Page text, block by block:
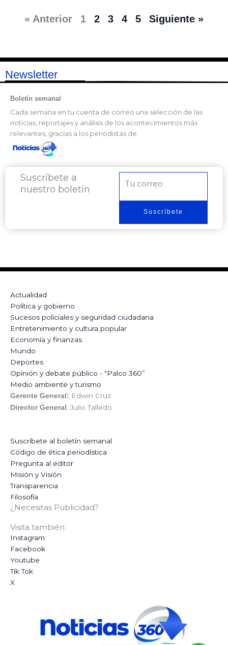
« Anterior 1 2 3 4 5 Siguiente »
Newsletter
Boletín semanal
Cada semana en tu cuenta de correo una selección de las
noticias, reportajes y análisis de los acontecimientos más
relevantes, gracias a los periodistas de
Suscríbete a
nuestro boletín
electrónico
Suscríbete
Actualidad
Política y gobierno
Sucesos policiales y seguridad ciudadana
Entretenimiento y cultura popular
Economía y finanzas
Mundo
Deportes
Opinión y debate público - "Palco 360”
Medio ambiente y turismo
Gerente General: Edwin Cruz
Director General: Julio Talledo
Suscríbete al boletín semanal
Código de ética periodística
Pregunta al editor
Misión y Visión
Transparencia
Filosofía
¿Necesitas Publicidad?
Visita también
Instagram
Facebook
Youtube
Tik Tok
X